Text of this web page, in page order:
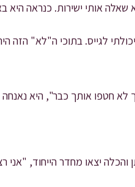
שאלה אותי ישירות. כנראה היא
לגייס. בתוכי ה"לא" הזה
לא חטפו אותך כבר", היא
והכלה יצאו מחדר הייחוד,